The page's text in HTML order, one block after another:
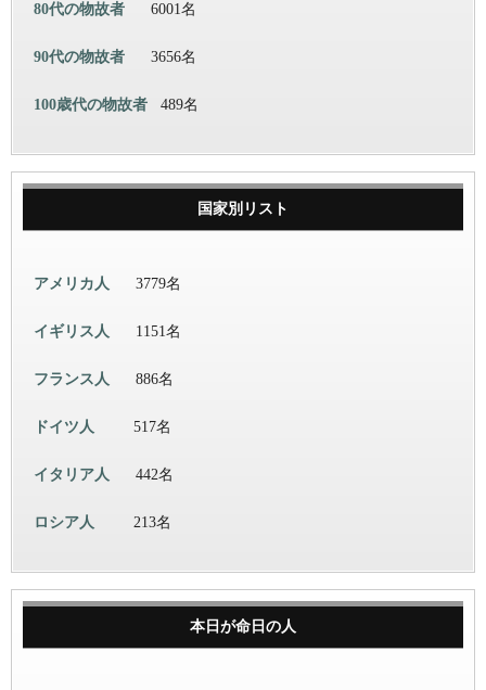
80代の物故者 6001名
90代の物故者 3656名
100歳代の物故者 489名
国家別リスト
アメリカ人 3779名
イギリス人 1151名
フランス人 886名
ドイツ人 517名
イタリア人 442名
ロシア人 213名
本日が命日の人